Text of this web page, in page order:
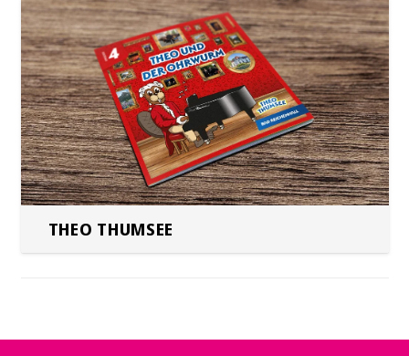
THEO THUMSEE